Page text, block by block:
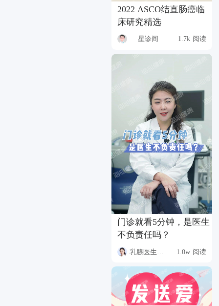
2022 ASCO结直肠癌临
床研究精选
星诊间 1.7k 阅读
门诊就看5分钟，是医生
不负责任吗？
1.0w 阅读